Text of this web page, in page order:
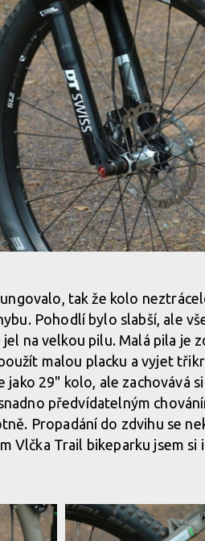
tak že kolo
Pohodlí bylo slabší, ale
na velkou pilu. Malá pila je
malou placku a vyjet
jako 29" kolo, ale zachovává
předvídatelným
Propadání do zdvihu se
Vlčka Trail bikeparku jsem si